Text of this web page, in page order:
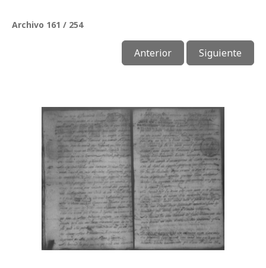
Archivo 161 / 254
Anterior Siguiente